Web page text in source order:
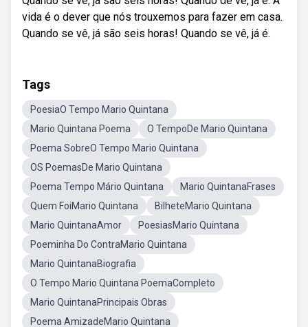
vida é o dever que nós trouxemos para fazer em casa.
Quando se vê, já são seis horas! Quando se vê, já é.
Tags
PoesiaO Tempo Mario Quintana
Mario Quintana Poema
O TempoDe Mario Quintana
Poema SobreO Tempo Mario Quintana
OS PoemasDe Mario Quintana
Poema Tempo Mário Quintana
Mario QuintanaFrases
Quem FoiMario Quintana
BilheteMario Quintana
Mario QuintanaAmor
PoesiasMario Quintana
Poeminha Do ContraMario Quintana
Mario QuintanaBiografia
O Tempo Mario Quintana PoemaCompleto
Mario QuintanaPrincipais Obras
Poema AmizadeMario Quintana